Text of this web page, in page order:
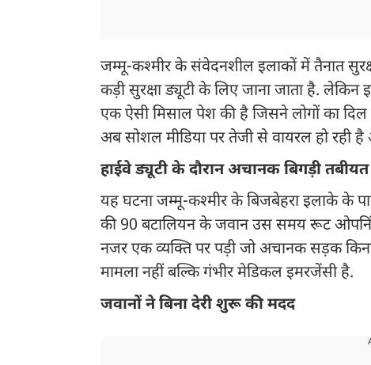
जम्मू-कश्मीर के संवेदनशील इलाकों में तैनात
कड़ी सुरक्षा ड्यूटी के लिए जाना जाता है.
एक ऐसी मिसाल पेश की है जिसने लोगों का
अब सोशल मीडिया पर तेजी से वायरल हो रही
हाईवे ड्यूटी के दौरान अचानक बिगड़ी तबीयत
यह घटना जम्मू-कश्मीर के बिजबेहरा इलाके के
की 90 बटालियन के जवान उस समय रूट ओपनिंग
नजर एक व्यक्ति पर पड़ी जो अचानक सड़क
मामला नहीं बल्कि गंभीर मेडिकल इमरजेंसी है.
जवानों ने बिना देरी शुरू की मदद